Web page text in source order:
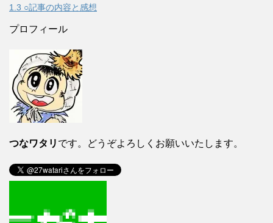
1.3 ○記事の内容と感想
プロフィール
つなワタリ です。どうぞよろしくお願いいたします。